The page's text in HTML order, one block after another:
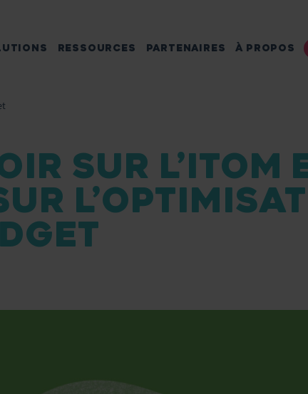
RESSOURCES PARTENAIRES À PROPOS
SUR L’ITOM